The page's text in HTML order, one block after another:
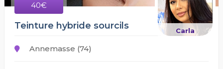
40€
Carla
Teinture hybride sourcils
Annemasse (74)